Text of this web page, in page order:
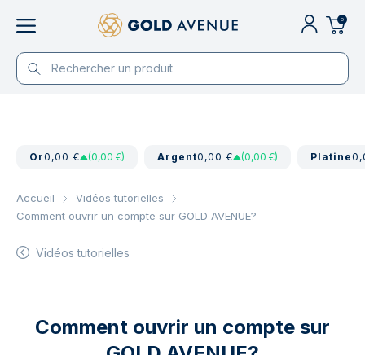
0
Or0,00 € (0,00 €) Argent0,00 € (0,00 €) Platine
Accueil
Vidéos tutorielles
Comment ouvrir un compte sur GOLD AVENUE?
Vidéos tutorielles
Comment ouvrir un compte sur